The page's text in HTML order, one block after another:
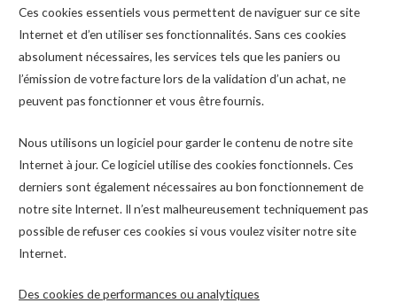
Ces cookies essentiels vous permettent de naviguer sur ce site
Internet et d’en utiliser ses fonctionnalités. Sans ces cookies
absolument nécessaires, les services tels que les paniers ou
l’émission de votre facture lors de la validation d’un achat, ne
peuvent pas fonctionner et vous être fournis.
Nous utilisons un logiciel pour garder le contenu de notre site
Internet à jour. Ce logiciel utilise des cookies fonctionnels. Ces
derniers sont également nécessaires au bon fonctionnement de
notre site Internet. Il n’est malheureusement techniquement pas
possible de refuser ces cookies si vous voulez visiter notre site
Internet.
Des cookies de performances ou analytiques